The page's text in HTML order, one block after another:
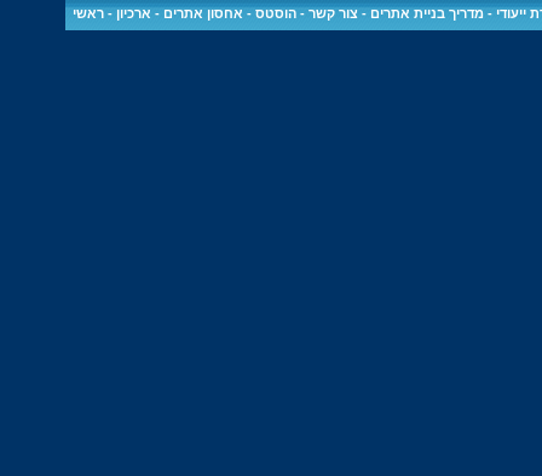
ייעודי -מדריך בניית אתרים -צור קשר -הוסטס - אחסון אתרים - ארכיון -ראשי